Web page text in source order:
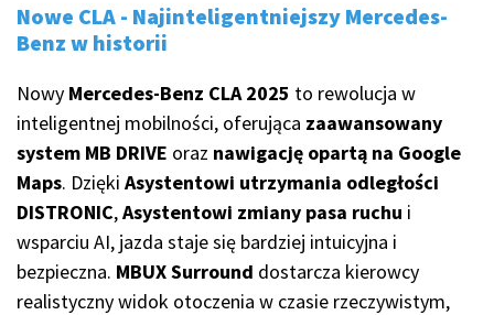
Nowe CLA - Najinteligentniejszy Mercedes-
Benz w historii
Nowy Mercedes-Benz CLA 2025 to rewolucja w
inteligentnej mobilności, oferująca zaawansowany
system MB DRIVE oraz nawigację opartą na Google
Maps. Dzięki Asystentowi utrzymania odległości
DISTRONIC,Asystentowi zmiany pasa ruchu i
wsparciu AI, jazda staje się bardziej intuicyjna i
bezpieczna. MBUX Surround dostarcza kierowcy
realistyczny widok otoczenia w czasie rzeczywistym,